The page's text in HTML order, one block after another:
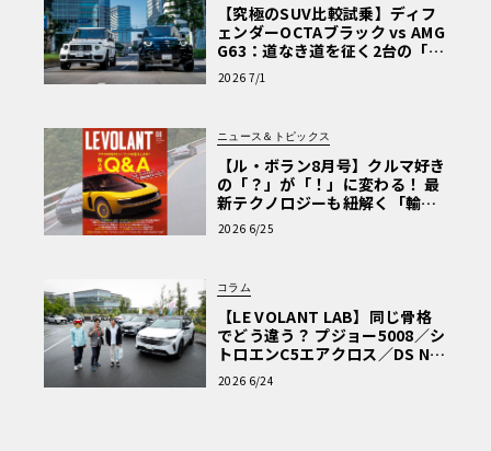
【究極のSUV比較試乗】ディフ
ェンダーOCTAブラック vs AMG
G63：道なき道を征く2台の「対
極的アプローチ」
2026 7/1
ニュース＆トピックス
【ル・ボラン8月号】クルマ好き
の「？」が「！」に変わる！ 最
新テクノロジーも紐解く「輸入
車Q&A」
2026 6/25
コラム
【LE VOLANT LAB】同じ骨格
でどう違う？ プジョー5008／シ
トロエンC5エアクロス／DS Nº4
読者一気乗りレポート
2026 6/24